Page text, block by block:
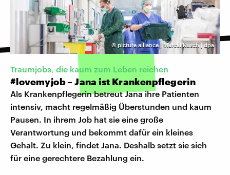
© picture alliance | Marcel Kusch | dpa
Traumjobs, die kaum zum Leben reichen
#lovemyjob – Jana ist Krankenpflegerin
Als Krankenpflegerin betreut Jana ihre Patienten
intensiv, macht regelmäßig Überstunden und kaum
Pausen. In ihrem Job hat sie eine große
Verantwortung und bekommt dafür ein kleines
Gehalt. Zu klein, findet Jana. Deshalb setzt sie sich
für eine gerechtere Bezahlung ein.